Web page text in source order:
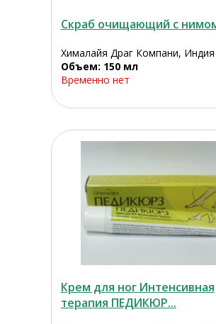
Скраб очищающий с
Хималайя Драг Компани, Индия
Объем: 150 мл
Временно нет
Крем для ног Интенсивная
терапия ПЕДИКЮР...